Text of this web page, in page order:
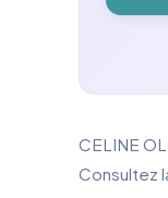
CELINE
Consultez